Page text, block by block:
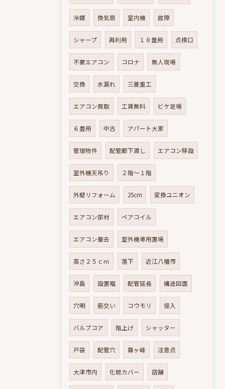
冷媒 換気扇 室内機 故障
シャープ 再利用 １８畳用 点検口
不要エアコン コロナ 無人現場
交換 水漏れ 三菱重工
エアコン買取 工賃無料 ビケ足場
６畳用 中古 アパート大家
管理物件 配管廊下渡し エアコン移設
室外機天吊り ２階～１階
外壁リフォーム 25cm 変換ユニオン
エアコン部材 ペアコイル
エアコン撤去 室外機専用置場
高さ２５ｃｍ 落下 近江八幡市
沖島 設置幅 配管延長 構造図面
穴明 筋交い コウモリ 侵入
バルブコア 階上げ シャッター
戸袋 配管穴 霧ヶ峰 注意点
大津市内 化粧カバー 店舗